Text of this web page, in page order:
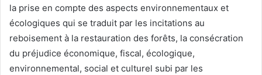
la prise en compte des aspects environnementaux et
écologiques qui se traduit par les incitations au
reboisement à la restauration des forêts, la consécration
du préjudice économique, fiscal, écologique,
environnemental, social et culturel subi par les